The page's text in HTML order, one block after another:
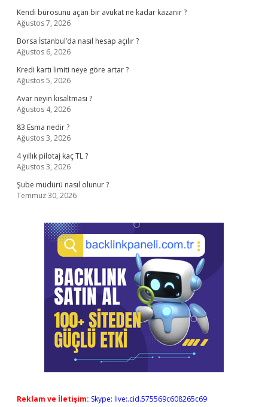
Kendi bürosunu açan bir avukat ne kadar kazanır ?
Ağustos 7, 2026
Borsa İstanbul’da nasıl hesap açılır ?
Ağustos 6, 2026
Kredi kartı limiti neye göre artar ?
Ağustos 5, 2026
Avar neyin kısaltması ?
Ağustos 4, 2026
83 Esma nedir ?
Ağustos 3, 2026
4 yıllık pilotaj kaç TL ?
Ağustos 3, 2026
Şube müdürü nasıl olunur ?
Temmuz 30, 2026
Reklam ve İletişim: Skype: live:.cid.575569c608265c69